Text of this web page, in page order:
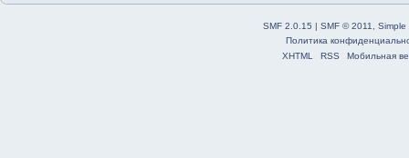
SMF 2.0.15 | SMF © 2011
Simple
Политика
XHTML
RSS Мобильная